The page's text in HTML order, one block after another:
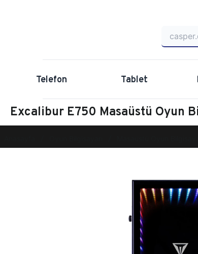
Telefon Tablet
Excalibur E750 Masaüstü Oyun